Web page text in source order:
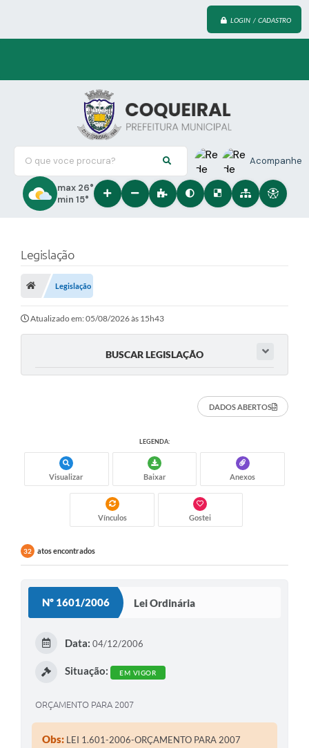
LOGIN / CADASTRO
O que voce procura? Acompanhe
max 26°
min 15°
Legislação
Legislação
Atualizado em: 05/08/2026 às 15h43
BUSCAR LEGISLAÇÃO
DADOS ABERTOS
LEGENDA:
Visualizar Baixar Anexos
Vínculos Gostei
32 atos encontrados
Nº 1601/2006 Lei Ordinária
Data: 04/12/2006
Situação: EM VIGOR
ORÇAMENTO PARA 2007
Obs: LEI 1.601-2006-ORÇAMENTO PARA 2007